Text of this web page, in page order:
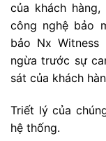
của khách
công nghệ bảo
bảo Nx
ngừa trước sự
sát của khách
Triết lý của
hệ thống.